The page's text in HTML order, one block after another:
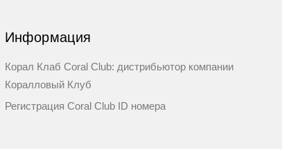
Информация
Корал Клаб Coral Club: дистрибьютор компании
Коралловый Клуб
Регистрация Coral Club ID номера